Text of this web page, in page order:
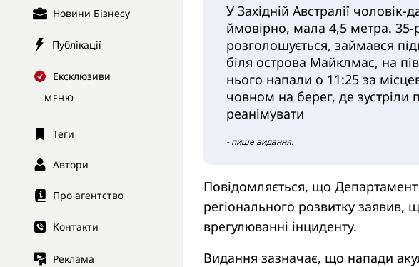
Новини Бізнесу
Публікації
Ексклюзиви
МЕНЮ
Теги
Автори
Про агентство
Контакти
Реклама
У Західній Австралії
ймовірно, мала 4,5 метра. 35-
розголошується, займався
біля острова Майклмас, на
нього напали о 11:25 за
човном на берег, де
реанімувати
- пише видання.
Повідомляється, що
регіонального розвитку заявив,
врегулюванні інциденту.
Видання зазначає, що напади